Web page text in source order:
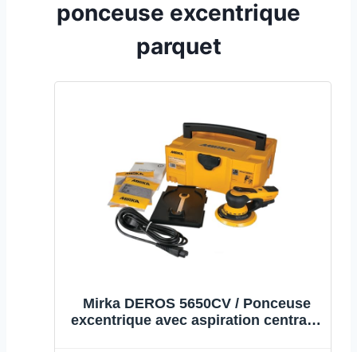
ponceuse excentrique
parquet
Mirka DEROS 5650CV / Ponceuse
excentrique avec aspiration centrale,